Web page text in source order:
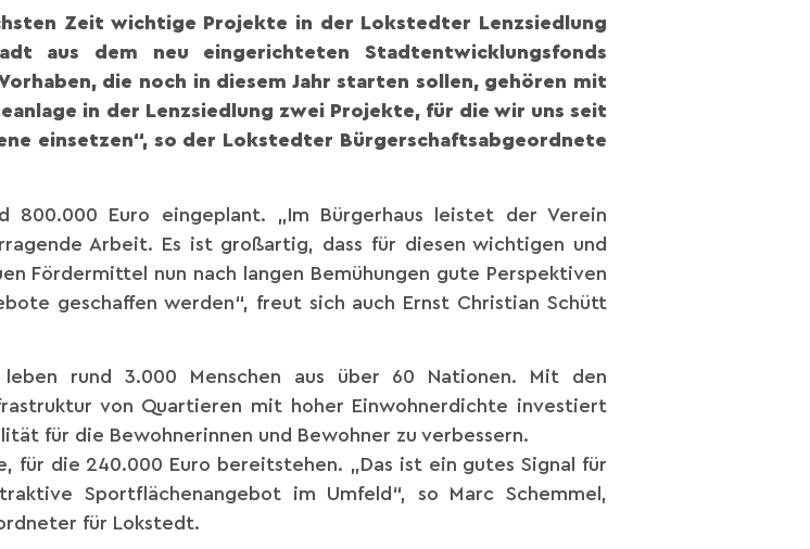
Zeit wichtige Projekte in der Lokstedter Lenzsiedlung
aus dem neu eingerichteten Stadtentwicklungsfonds
die noch in diesem Jahr starten sollen, gehören mit
in der Lenzsiedlung zwei Projekte, für die wir uns seit
einsetzen“, so der Lokstedter Bürgerschaftsabgeordnete
800.000 Euro eingeplant. „Im Bürgerhaus leistet der Verein
Arbeit. Es ist großartig, dass für diesen wichtigen und
Fördermittel nun nach langen Bemühungen gute Perspektiven
geschaffen werden“, freut sich auch Ernst Christian Schütt
rund 3.000 Menschen aus über 60 Nationen. Mit den
von Quartieren mit hoher Einwohnerdichte investiert
für die Bewohnerinnen und Bewohner zu verbessern.
für die 240.000 Euro bereitstehen. „Das ist ein gutes Signal für
Sportflächenangebot im Umfeld“, so Marc Schemmel,
für Lokstedt.